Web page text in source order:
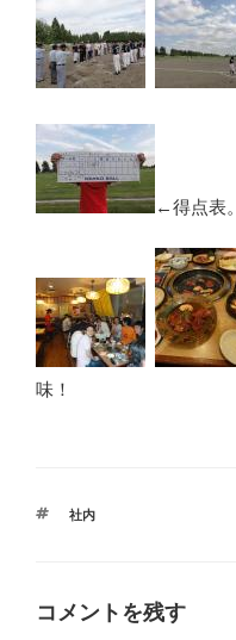
←得点表。
味！
タ
社内
コメントを残す